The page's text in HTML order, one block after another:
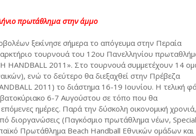
πρωτάθλημα στην άμμο
ξεκίνησε σήμερα το απόγευμα στην Περαία
τουρνουά του 12ου Πανελληνίου
HANDBALL 2011». Στο τουρνουά συμμετέχουν 14
ενώ το δεύτερο θα διεξαχθεί στην Πρέβεζα
2011) το διάστημα 16-19 Ιουνίου. Η τελική
6-7 Αυγούστου σε τόπο που θα
επόμενες ημέρες. Παρά την δύσκολη οικονομική
διοργανώσεις (Παγκόσμιο πρωτάθλημα νέων, Special
Πρωτάθλημα Beach Handball Εθνικών ομάδων και